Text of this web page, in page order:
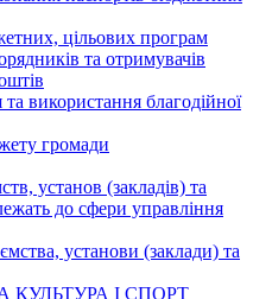
цільових програм
та отримувачів
використання благодійної
громади
установ (закладів) та
до сфери управління
установи (заклади) та
КУЛЬТУРА І СПОРТ